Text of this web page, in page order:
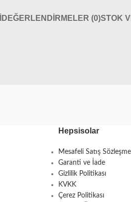
DEĞERLENDIRMELER (0)STOK
Hepsisolar
Mesafeli Satış
Garanti ve İade
Gizlilik Politikası
KVKK
Çerez Politikası